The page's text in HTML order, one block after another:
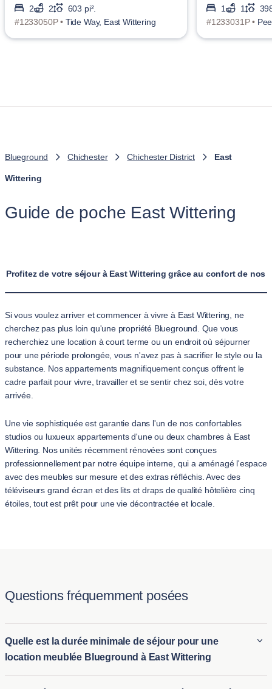
2 2
603 pi².
#1233050P • Tide Way, East Wittering
1 1
#1233031P •
Blueground Chichester Chichester District East
Wittering
Guide de poche East Wittering
Profitez de votre séjour à East Wittering grâce au confort de nos
Si vous voulez arriver et commencer à vivre à East Wittering, ne
cherchez pas plus loin qu'une propriété Blueground. Que vous
recherchiez une location à court terme ou un endroit où séjourner
pour une période prolongée, vous n'avez pas à sacrifier le style ou la
substance. Nos appartements magnifiquement conçus offrent le
cadre parfait pour vivre, travailler et se sentir chez soi, dès votre
arrivée.
Une vie sophistiquée est garantie dans l'un de nos confortables
studios ou luxueux appartements d'une ou deux chambres à East
Wittering. Nos unités récemment rénovées sont conçues
professionnellement par notre équipe interne, qui a aménagé l'espace
avec des meubles sur mesure et des extras réfléchis. Avec des
téléviseurs grand écran et des lits et draps de qualité hôtelière cinq
étoiles, tout est prêt pour une vie décontractée et locale.
Questions fréquemment posées
Quelle est la durée minimale de séjour pour une
location meublée Blueground à East Wittering